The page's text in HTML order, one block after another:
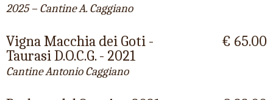
2025 – Cantine A. Caggiano
Vigna Macchia dei Goti -
Taurasi D.O.C.G. - 2021
Cantine Antonio Caggiano
€ 65.00